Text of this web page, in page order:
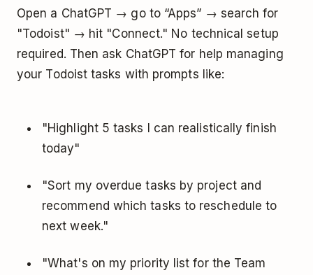
Open a ChatGPT → go to “Apps” → search for
"Todoist" → hit "Connect." No technical setup
required. Then ask ChatGPT for help managing
your Todoist tasks with prompts like:
"Highlight 5 tasks I can realistically finish
today"
"Sort my overdue tasks by project and
recommend which tasks to reschedule to
next week."
"What's on my priority list for the Team